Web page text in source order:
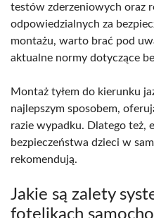
testów zderzeniowych oraz
odpowiedzialnych za
montażu, warto brać pod
aktualne normy dotyczące
Montaż tyłem do kierunku
najlepszym sposobem,
razie wypadku. Dlatego też,
bezpieczeństwa dzieci w
rekomendują.
Jakie są zalety
fotelikach